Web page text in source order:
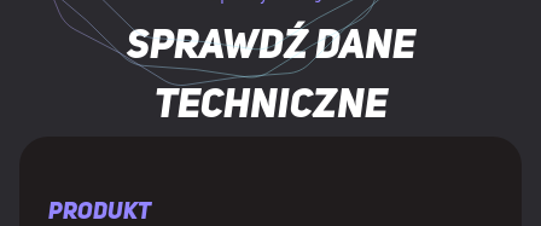
Sprawdź dane
techniczne
PRODUKT